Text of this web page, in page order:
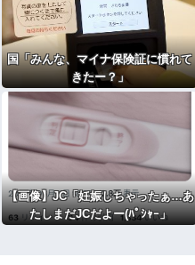
国「みんな、マイナ保険証に慣れて
きたー？」
【画像】JC「妊娠しちゃったぁ…あ
たしまだJCだよー(ﾊﾟｼｬｰ」